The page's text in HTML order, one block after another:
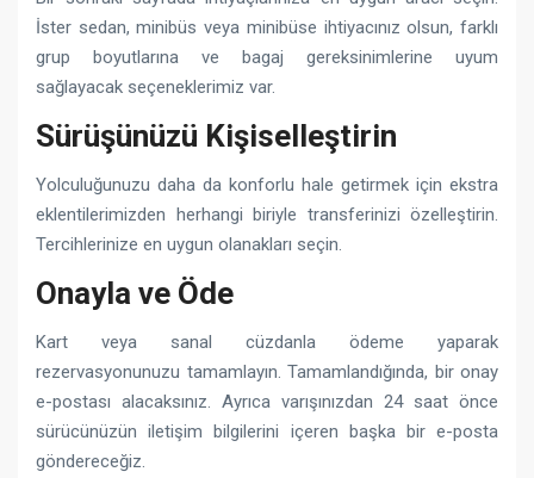
İster sedan, minibüs veya minibüse ihtiyacınız olsun, farklı
grup boyutlarına ve bagaj gereksinimlerine uyum
sağlayacak seçeneklerimiz var.
Sürüşünüzü Kişiselleştirin
Yolculuğunuzu daha da konforlu hale getirmek için ekstra
eklentilerimizden herhangi biriyle transferinizi özelleştirin.
Tercihlerinize en uygun olanakları seçin.
Onayla ve Öde
Kart veya sanal cüzdanla ödeme yaparak
rezervasyonunuzu tamamlayın. Tamamlandığında, bir onay
e-postası alacaksınız. Ayrıca varışınızdan 24 saat önce
sürücünüzün iletişim bilgilerini içeren başka bir e-posta
göndereceğiz.